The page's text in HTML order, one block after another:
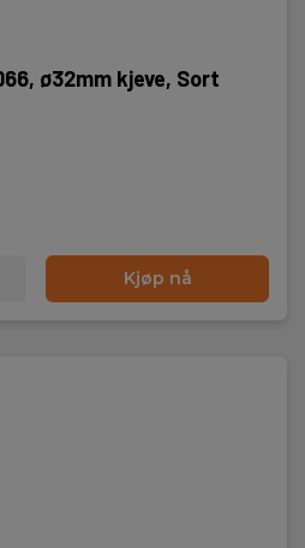
ø32mm kjeve, Sort
Kjøp nå